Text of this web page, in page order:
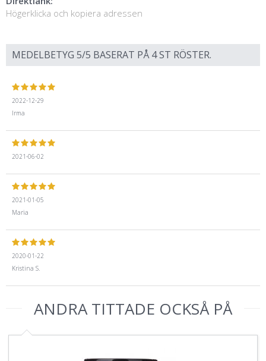
Högerklicka och kopiera adressen
MEDELBETYG 5/5 BASERAT PÅ4ST RÖSTER.
2022-12-29
Irma
2021-06-02
2021-01-05
Maria
2020-01-22
Kristina S.
ANDRA TITTADE OCKSÅ PÅ